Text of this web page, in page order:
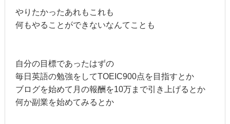
やりたかったあれもこれも
何もやることができないなんてことも
自分の目標であったはずの
毎日英語の勉強をしてTOEIC900点を目指すとか
ブログを始めて月の報酬を10万まで引き上げるとか
何か副業を始めてみるとか